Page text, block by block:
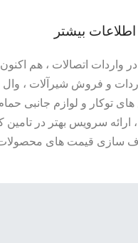
اطلاعات بیشتر
با سابقه بیش از 25 سال در واردات
و فروش شیرآلات ،
توکار و لوازم جانبی
ارائه سرویس بهتر در تامین
سازی قیمت های